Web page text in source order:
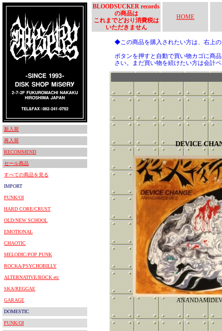
新入荷
再入荷
RECOMMEND
セール商品
すべての商品を見る
IMPORT
PUNK/OI
HARD CORE/CRUST
OLD/NEW SCHOOL
EMOTIONAL
CHAOTIC
MELODIC/POP PUNK
ROCKA/PSYCHOBILLY
ALTERNATIVE/ROCK etc
SKA/REGGAE
GARAGE
DOMESTIC
PUNK/OI
BLOODSUCKER records
の商品は
これまでどおり消費税は
いただきません
HOME
◆この商品を購入されたい方は、右上
ボタンを押すと自動で買い物カゴに商
さい。まだ買い物を続けたい方は会計
DEVICE